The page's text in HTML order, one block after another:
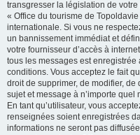
transgresser la législation de
« Office du tourisme de
internationale. Si vous ne
un bannissement immédiat et
votre fournisseur d’accès à
tous les messages est enregistrée
conditions. Vous acceptez le fait
droit de supprimer, de modifier, de
sujet et message à n’importe
En tant qu’utilisateur, vous
renseignées soient enregistrées
informations ne seront pas